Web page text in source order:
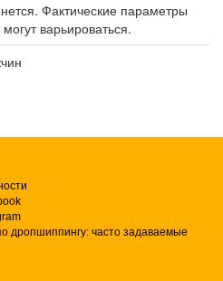
Фактические параметры
варьироваться.
дропшиппингу: часто задаваемые